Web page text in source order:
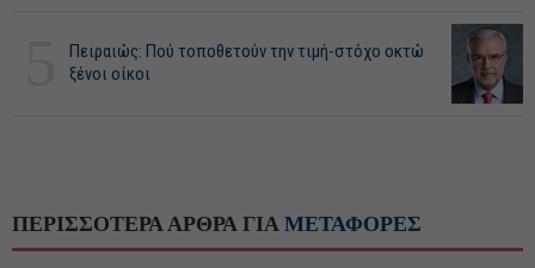
Πειραιώς: Πού τοποθετούν την τιμή-στόχο οκτώ
ξένοι οίκοι
ΠΕΡΙΣΣΟΤΕΡΑ ΑΡΘΡΑ ΓΙΑ ΜΕΤΑΦΟΡΕΣ